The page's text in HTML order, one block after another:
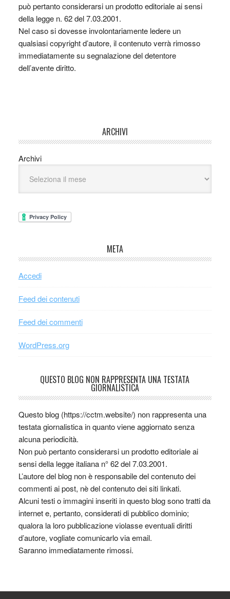
può pertanto considerarsi un prodotto editoriale ai sensi
della legge n. 62 del 7.03.2001.
Nel caso si dovesse involontariamente ledere un
qualsiasi copyright d’autore, il contenuto verrà rimosso
immediatamente su segnalazione del detentore
dell’avente diritto.
ARCHIVI
Archivi
META
Accedi
Feed dei contenuti
Feed dei commenti
WordPress.org
QUESTO BLOG NON RAPPRESENTA UNA TESTATA
GIORNALISTICA
Questo blog (https://cctm.website/) non rappresenta una
testata giornalistica in quanto viene aggiornato senza
alcuna periodicità.
Non può pertanto considerarsi un prodotto editoriale ai
sensi della legge italiana n° 62 del 7.03.2001.
L’autore del blog non è responsabile del contenuto dei
commenti ai post, nè del contenuto dei siti linkati.
Alcuni testi o immagini inseriti in questo blog sono tratti da
internet e, pertanto, considerati di pubblico dominio;
qualora la loro pubblicazione violasse eventuali diritti
d’autore, vogliate comunicarlo via email.
Saranno immediatamente rimossi.